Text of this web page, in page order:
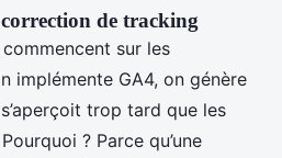
de tracking
sur les
implémente GA4, on génère
trop tard que les
? Parce qu’une